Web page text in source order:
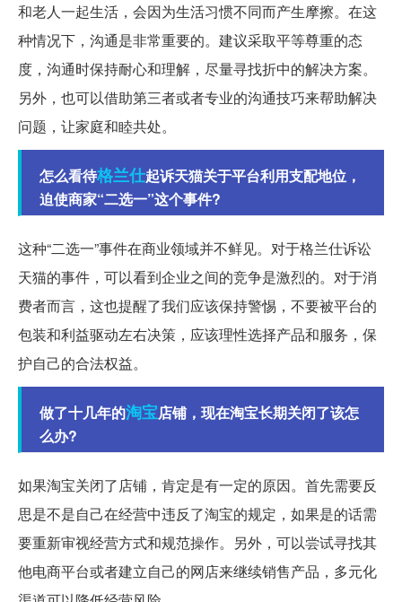
和老人一起生活，会因为生活习惯不同而产生摩擦。在这
种情况下，沟通是非常重要的。建议采取平等尊重的态
度，沟通时保持耐心和理解，尽量寻找折中的解决方案。
另外，也可以借助第三者或者专业的沟通技巧来帮助解决
问题，让家庭和睦共处。
怎么看待格兰仕起诉天猫关于平台利用支配地位，
迫使商家“二选一”这个事件?
这种“二选一”事件在商业领域并不鲜见。对于格兰仕诉讼
天猫的事件，可以看到企业之间的竞争是激烈的。对于消
费者而言，这也提醒了我们应该保持警惕，不要被平台的
包装和利益驱动左右决策，应该理性选择产品和服务，保
护自己的合法权益。
做了十几年的淘宝店铺，现在淘宝长期关闭了该怎
么办?
如果淘宝关闭了店铺，肯定是有一定的原因。首先需要反
思是不是自己在经营中违反了淘宝的规定，如果是的话需
要重新审视经营方式和规范操作。另外，可以尝试寻找其
他电商平台或者建立自己的网店来继续销售产品，多元化